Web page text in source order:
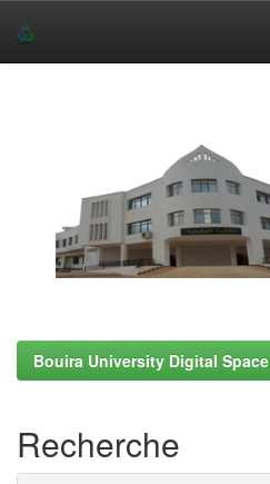
Bouira University Digital Space
Recherche